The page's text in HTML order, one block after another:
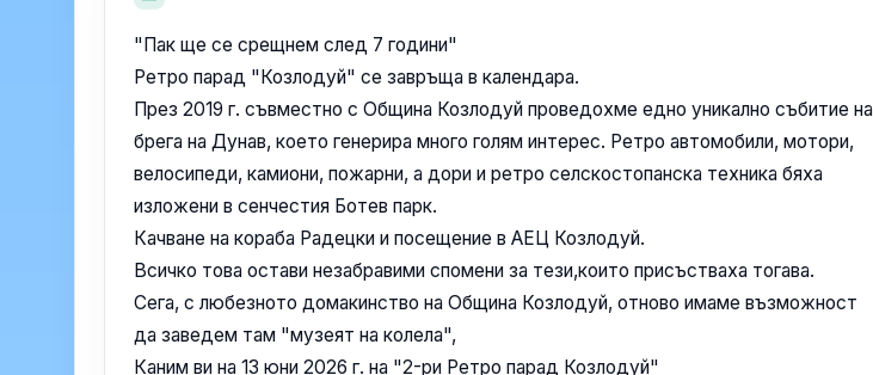
"Пак ще се срещнем след 7 години"
Ретро парад "Козлодуй" се завръща в календара.
През 2019 г. съвместно с Община Козлодуй проведохме едно уникално събитие на
брега на Дунав, което генерира много голям интерес. Ретро автомобили, мотори,
велосипеди, камиони, пожарни, а дори и ретро селскостопанска техника бяха
изложени в сенчестия Ботев парк.
Качване на кораба Радецки и посещение в АЕЦ Козлодуй.
Всичко това остави незабравими спомени за тези,които присъстваха тогава.
Сега, с любезното домакинство на Община Козлодуй, отново имаме възможност
да заведем там "музеят на колела",
Каним ви на 13 юни 2026 г. на "2-ри Ретро парад Козлодуй"